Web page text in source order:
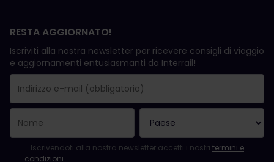
RESTA AGGIORNATO!
Iscriviti alla nostra newsletter per ricevere consigli di viaggio
e aggiornamenti entusiasmanti da Interrail!
La registrazione è avvenuta con successo.
Il campo "Indirizzo e-mail" è obbligatorio.
L'indirizzo e-mail non è valido.
Si è verificato un errore durante l'iscrizione alla newsletter.
Sei già iscritto a questa newsletter!
Per iscriversi alla newsletter, accettare i termini e le condizioni.
Iscrivendoti alla nostra newsletter accetti i nostri termini e
condizioni.